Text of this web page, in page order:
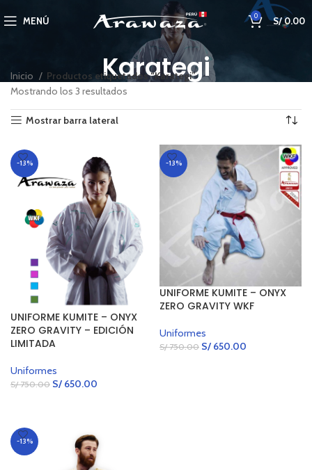
MENÚ 0 S/0.00
Karategi
Inicio
Productos etiquetados “Karategi”
Mostrando los 3 resultados
Mostrar barra lateral
-13%
UNIFORME KUMITE – ONYX
ZERO GRAVITY – EDICIÓN
LIMITADA
Uniformes
S/750.00 S/ 650.00
-13%
UNIFORME KUMITE – ONYX
ZERO GRAVITY WKF
Uniformes
S/750.00 S/ 650.00
-13%